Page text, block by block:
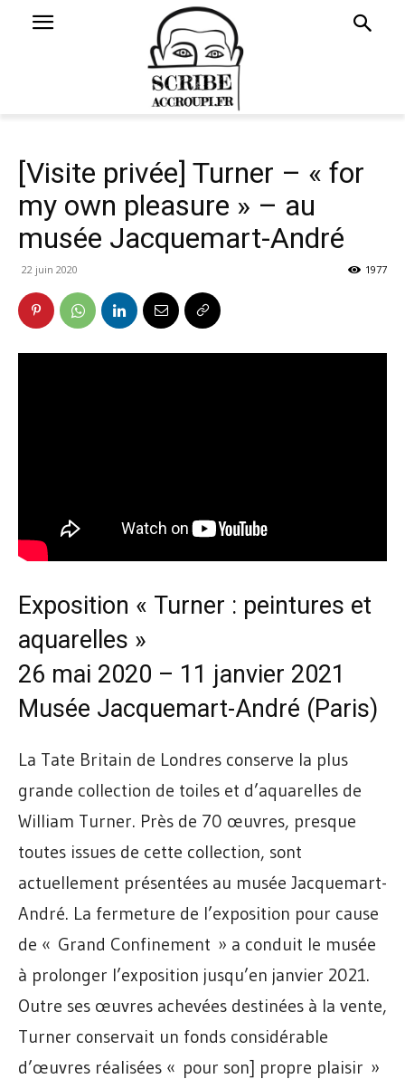
[Visite privée] Turner – « for
my own pleasure » – au
musée Jacquemart-André
22 juin 2020 1977
Exposition « Turner : peintures et
aquarelles »
26 mai 2020 – 11 janvier 2021
Musée Jacquemart-André (Paris)
La Tate Britain de Londres conserve la plus
grande collection de toiles et d’aquarelles de
William Turner. Près de 70 œuvres, presque
toutes issues de cette collection, sont
actuellement présentées au musée Jacquemart-
André. La fermeture de l’exposition pour cause
de « Grand Confinement » a conduit le musée
à prolonger l’exposition jusqu’en janvier 2021.
Outre ses œuvres achevées destinées à la vente,
Turner conservait un fonds considérable
d’œuvres réalisées « pour son] propre plaisir »